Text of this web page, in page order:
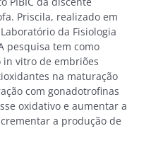
Priscila, realizado em
da Fisiologia
pesquisa tem como
vitro de embriões
na maturação
com gonadotrofinas
oxidativo e aumentar a
a produção de